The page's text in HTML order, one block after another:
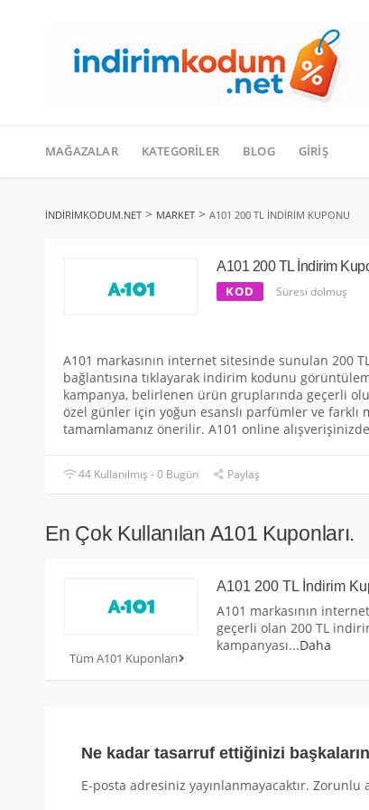
geç
MAĞAZALAR KATEGORILER BLOG GIRIŞ
INDIRIMKODUM.NET > MARKET > A101 200 TL İNDIRIM KUPONU
A101 200 TL İndirim
KOD Süresi dolmuş
A101 markasının internet sitesinde sunulan 200
bağlantısına tıklayarak indirim kodunu
kampanya, belirlenen ürün gruplarında geçerli
özel günler için yoğun esanslı parfümler ve farklı
tamamlamanız önerilir. A101 online
44 Kullanılmış - 0 Bugün Paylaş
En Çok Kullanılan A101 Kuponları.
Tüm A101 Kuponları
A101 200 TL İndirim
A101 markasının
geçerli olan 200 TL
kampanyası...Daha
Ne kadar tasarruf ettiğinizi
E-posta adresiniz yayınlanmayacaktır. Zorunlu